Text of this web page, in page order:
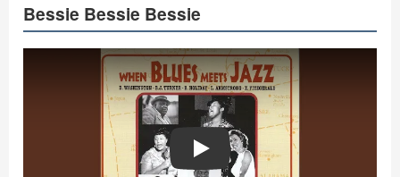
Bessie Bessie Bessie
Play